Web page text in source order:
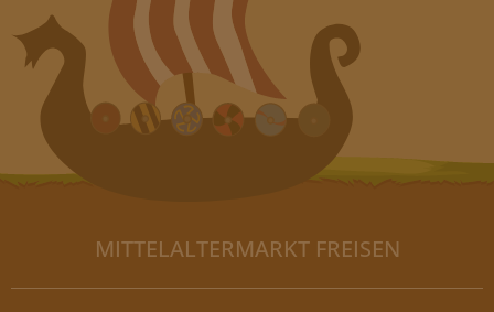
MITTELALTERMARKT FREISEN